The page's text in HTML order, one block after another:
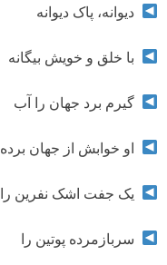
دیوانه، پاک دیوانه
با خلق و خویش بیگانه
گیرم برد جهان را آب
او خوابش از جهان برده
یک جفت اشک نفرین را
سربازمرده پوتین را